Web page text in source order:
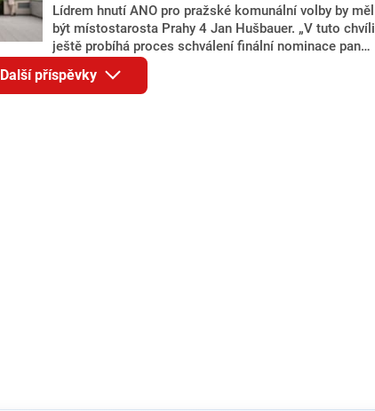
Lídrem hnutí ANO pro pražské komunální volby by měl
být místostarosta Prahy 4 Jan Hušbauer. „V tuto chvíli
ještě probíhá proces schválení finální nominace pana
Jana Hušbauera Výborem hnutí ANO,“ uvedl pro
redakci místopředseda pražského ANO Martin
Benkovič. O Hušbauerovi se spekulovalo jako o
Další příspěvky